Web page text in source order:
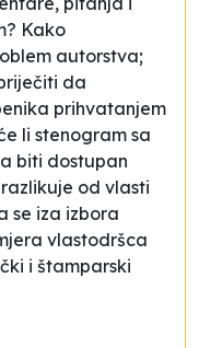
Kako
autorstva;
da
prihvatanjem
li stenogram sa
biti dostupan
od vlasti
se iza izbora
vlastodršca
i štamparski